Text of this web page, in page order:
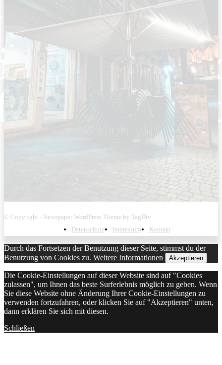
© Copyright - Newspaper WordPress Theme by TagDiv
Datenschutz
Impressum Kontakt
Durch das Fortsetzen der Benutzung dieser Seite, stimmst du der
Benutzung von Cookies zu. Weitere Informationen Akzeptieren
Die Cookie-Einstellungen auf dieser Website sind auf "Cookies
zulassen", um Ihnen das beste Surferlebnis möglich zu geben. Wenn
Sie diese Website ohne Änderung Ihrer Cookie-Einstellungen zu
verwenden fortzufahren, oder klicken Sie auf "Akzeptieren" unten,
dann erklären Sie sich mit diesen.
Schließen